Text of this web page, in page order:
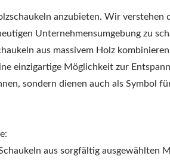
anzubieten. Wir verstehen
Unternehmensumgebung zu
aus massivem Holz
einzigartige Möglichkeit zur
sondern dienen auch als Symbol
aus sorgfältig ausgewählten